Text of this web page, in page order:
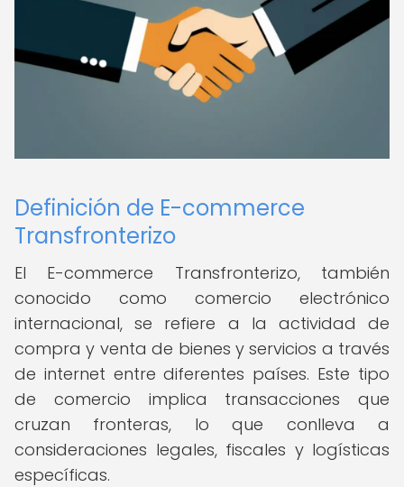
Definición de E-commerce
Transfronterizo
El E-commerce Transfronterizo, también
conocido como comercio electrónico
internacional, se refiere a la actividad de
compra y venta de bienes y servicios a través
de internet entre diferentes países. Este tipo
de comercio implica transacciones que
cruzan fronteras, lo que conlleva a
consideraciones legales, fiscales y logísticas
específicas.